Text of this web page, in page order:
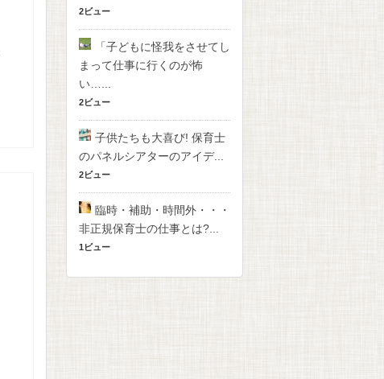
2ビュー
「子どもに怪我をさせてし
まって仕事に行くのが怖
い…...
2ビュー
子供たちも大喜び! 保育士
のパネルシアターのアイデ...
2ビュー
臨時・補助・時間外・・・
非正規保育士の仕事とは?...
1ビュー